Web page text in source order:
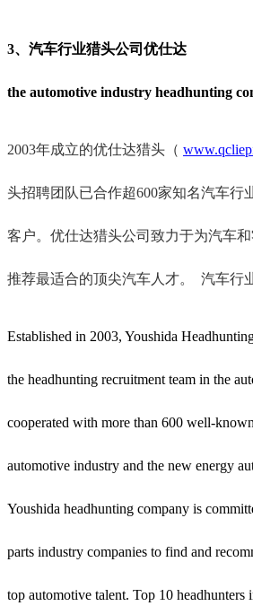
3、汽车行业猎头公司优仕达
the automotive industry headhunting
2003年成立的优仕达猎头（
头招聘团队已合作超600家知名汽车行
客户。优仕达猎头公司致力于为汽车
推荐最适合的顶尖汽车人才。 汽车行
Established in 2003, Youshida
the headhunting recruitment team in the
cooperated with more than 600 well-
automotive industry and the new energy
Youshida headhunting company is
parts industry companies to find and
top automotive talent. Top 10 headhunters